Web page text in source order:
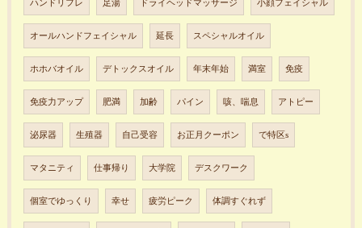
ハンドリフレ 足湯 ドライヘッドマッサージ 小顔フェイシャル
オールハンドフェイシャル 延長 スペシャルオイル
ホホバオイル デトックスオイル 年末年始 満室 免疫
免疫力アップ 肥満 加齢 パイン 咳、喘息 アトピー
泌尿器 生殖器 自己受容 お正月クーポン で特区s
マタニティ 仕事帰り 大学院 デスクワーク
個室でゆっくり 幸せ 疲労ピーク 体調すぐれず